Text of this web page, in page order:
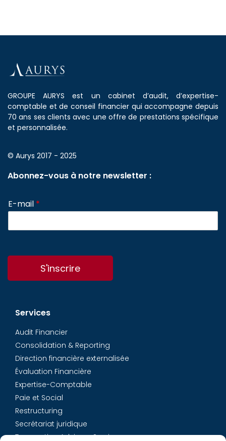
GROUPE AURYS est un cabinet d’audit, d’expertise-
comptable et de conseil financier qui accompagne depuis
70 ans ses clients avec une offre de prestations spécifique
et personnalisée.
© Aurys 2017 - 2025
Abonnez-vous à notre newsletter :
E-mail *
S'inscrire
Services
Audit Financier
Consolidation & Reporting
Direction financière externalisée
Évaluation Financière
Expertise-Comptable
Paie et Social
Restructuring
Secrétariat juridique
Transaction Advisory Services